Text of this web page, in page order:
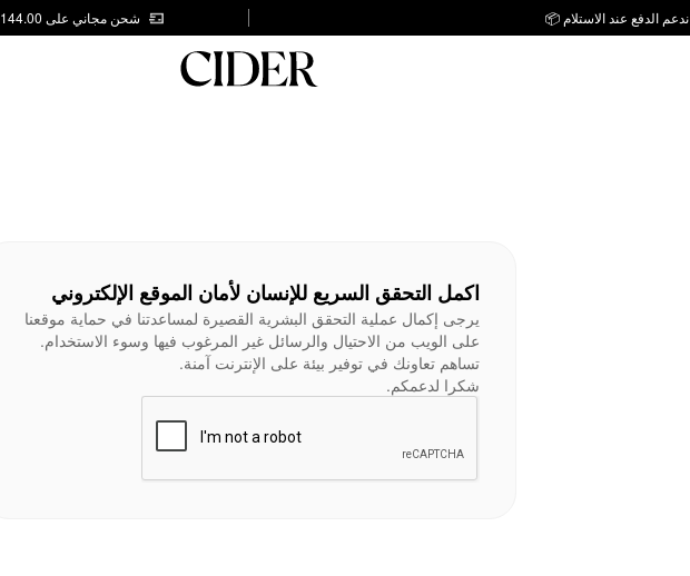
ندعم الدفع عند الاستلام 📦 شحن مجاني على AED 144.00
اكمل التحقق السريع للإنسان لأمان الموقع الإلكتروني
يرجى إكمال عملية التحقق البشرية القصيرة لمساعدتنا في حماية موقعنا
على الويب من الاحتيال والرسائل غير المرغوب فيها وسوء الاستخدام.
تساهم تعاونك في توفير بيئة على الإنترنت آمنة.
شكرا لدعمكم.